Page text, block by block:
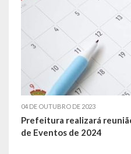
Regulamentos
Planos
Concursos
04 DE OUTUBRO DE 2023
Prefeitura realizará
de Eventos de 2024